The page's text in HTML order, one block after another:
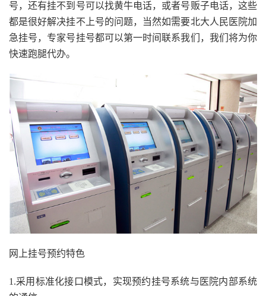
号，还有挂不到号可以找黄牛电话，或者号贩子电话，这些
都是很好解决挂不上号的问题，当然如需要北大人民医院加
急挂号，专家号挂号都可以第一时间联系我们，我们将为你
快速跑腿代办。
网上挂号预约特色
1.采用标准化接口模式，实现预约挂号系统与医院内部系统